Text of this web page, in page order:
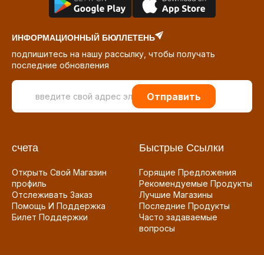
ИНФОРМАЦИОННЫЙ БЮЛЛЕТЕНЬ
подпишитесь на нашу рассылку, чтобы получать
последние обновления
Отправить
счета
Открыть Свой Магазин
профиль
Отслеживать Заказ
Помощь И Поддержка
Билет Поддержки
Быстрые Ссылки
Горящие Предложения
Рекомендуемые Продукты
Лучшие Магазины
Последние Продукты
Часто задаваемые
вопросы